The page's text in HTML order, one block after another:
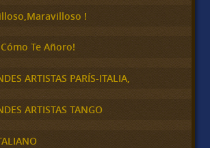
!
Te Añoro!
ARTISTAS PARÍS-ITALIA,
ARTISTAS TANGO